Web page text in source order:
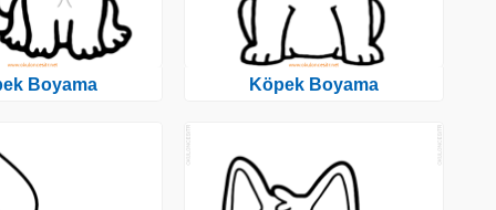
Boyama Köpek Boyama